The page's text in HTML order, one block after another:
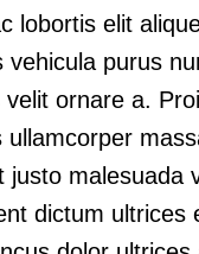
lobortis elit
vehicula purus
velit ornare a.
ullamcorper
justo malesuada
dictum ultrices